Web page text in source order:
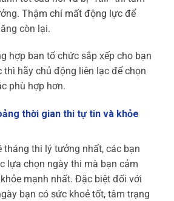
Thậm chí mất động lực để
còn lại.
hợp ban tổ chức sắp xếp cho bạn
thì hãy chủ động liên lạc để chọn
phù hợp hơn.
thời gian thi tự tin và khỏe
tháng thi lý tưởng nhất, các bạn
lựa chọn ngày thi mà bạn cảm
mạnh nhất. Đặc biệt đối với
bạn có sức khoẻ tốt, tâm trạng